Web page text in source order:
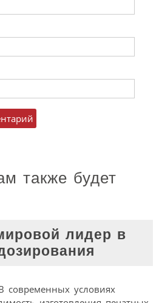
также будет
лидер в
современных условиях